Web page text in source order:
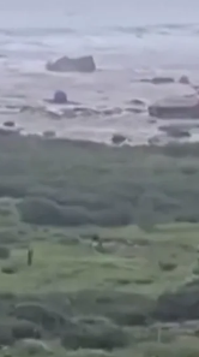
el terremoto
Todo ello, tras
Rusia, que ha
el terremoto
Japón, Alaska
la prefectura de